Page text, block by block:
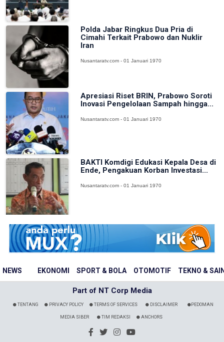
NEWS EKONOMI SPORT & BOLA OTOMOTIF TEKNO &
Polda Jabar Ringkus Dua Pria di
Cimahi Terkait Prabowo dan Nuklir
Iran
Nusantaratv.com - 01 Januari 1970
Apresiasi Riset BRIN, Prabowo Soroti
Inovasi Pengelolaan Sampah hingga...
Nusantaratv.com - 01 Januari 1970
BAKTI Komdigi Edukasi Kepala Desa di
Ende, Pengakuan Korban Investasi...
Nusantaratv.com - 01 Januari 1970
Part of NT Corp Media
TENTANG PRIVACY POLICY TERMS OF SERVICES DISCLAIMER PEDOMAN
MEDIA SIBER TIM REDAKSI ANCHORS